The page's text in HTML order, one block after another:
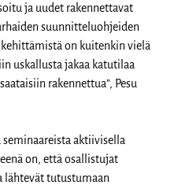
ja uudet rakennettavat
suunnitteluohjeiden
on kuitenkin vielä
uskallusta jakaa katutilaa
rakennettua”, Pesu
seminaareista aktiivisella
on, että osallistujat
lähtevät tutustumaan